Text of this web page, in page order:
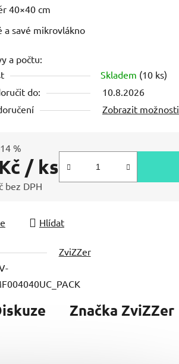
40×40 cm
a savé mikrovlákno
a počtu:
Skladem (10 ks)
do:
10.8.2026
Zobrazit možnosti
%
/ ks
bez DPH
Hlídat
ZviZZer
Značka ZviZZer